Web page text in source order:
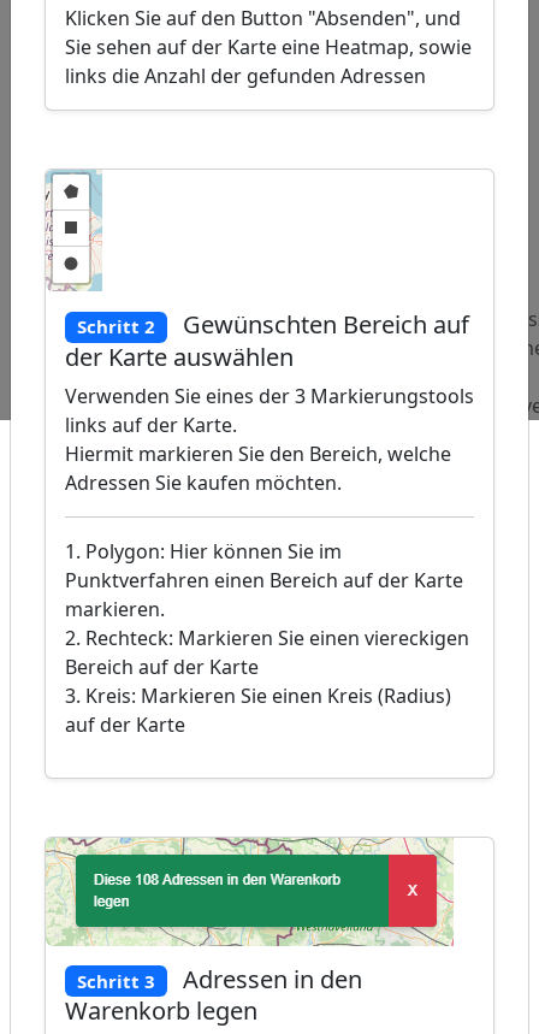
Beliebte
Abfragen:
Adressen
Fertighäuser
Adressen
Telefongesellschaft
Klicken Sie auf den Button "Absenden", und
Sie sehen auf der Karte eine Heatmap, sowie
links die Anzahl der gefunden Adressen
Schritt 2
Gewünschten Bereich auf
der Karte auswählen
Verwenden Sie eines der 3 Markierungstools
links auf der Karte.
Hiermit markieren Sie den Bereich, welche
Adressen Sie kaufen möchten.
1. Polygon: Hier können Sie im
Punktverfahren einen Bereich auf der Karte
markieren.
2. Rechteck: Markieren Sie einen viereckigen
Bereich auf der Karte
3. Kreis: Markieren Sie einen Kreis (Radius)
auf der Karte
Schritt 3
Adressen in den
Warenkorb legen